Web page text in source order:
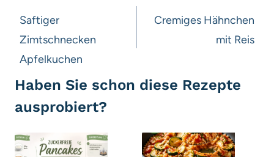
Saftiger
Zimtschnecken
Apfelkuchen
Cremiges Hähnchen
mit Reis
Haben Sie schon diese Rezepte
ausprobiert?